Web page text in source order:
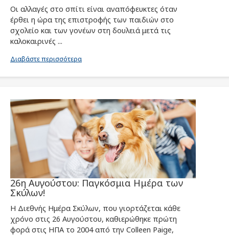
Οι αλλαγές στο σπίτι είναι αναπόφευκτες όταν
έρθει η ώρα της επιστροφής των παιδιών στο
σχολείο και των γονέων στη δουλειά μετά τις
καλοκαιρινές ...
Διαβάστε περισσότερα
26η Αυγούστου: Παγκόσμια Ημέρα των
Σκύλων!
Η Διεθνής Ημέρα Σκύλων, που γιορτάζεται κάθε
χρόνο στις 26 Αυγούστου, καθιερώθηκε πρώτη
φορά στις ΗΠΑ το 2004 από την Colleen Paige,